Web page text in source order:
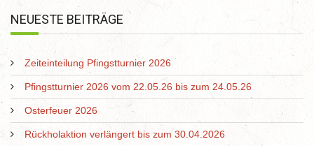
NEUESTE BEITRÄGE
Zeiteinteilung Pfingstturnier 2026
Pfingstturnier 2026 vom 22.05.26 bis zum 24.05.26
Osterfeuer 2026
Rückholaktion verlängert bis zum 30.04.2026